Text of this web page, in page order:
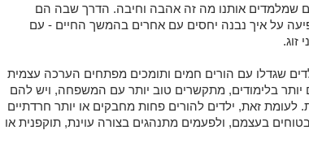
שמלמדים אותנו מה זה אהבה וחיבה. הדרך שבה הם
על איך נבנה יחסים עם אחרים בהמשך החיים - עם
זוג.
שגדלו עם הורים חמים ותומכים מפתחים הערכה עצמית
יותר בלימודים, מתקשרים טוב יותר עם המשפחה, ויש להם
לעומת זאת, ילדים להורים פחות מחבקים או יותר חרדתיים
בעצמם, ולפעמים מתנהגים בצורה עוינת, תוקפנית או